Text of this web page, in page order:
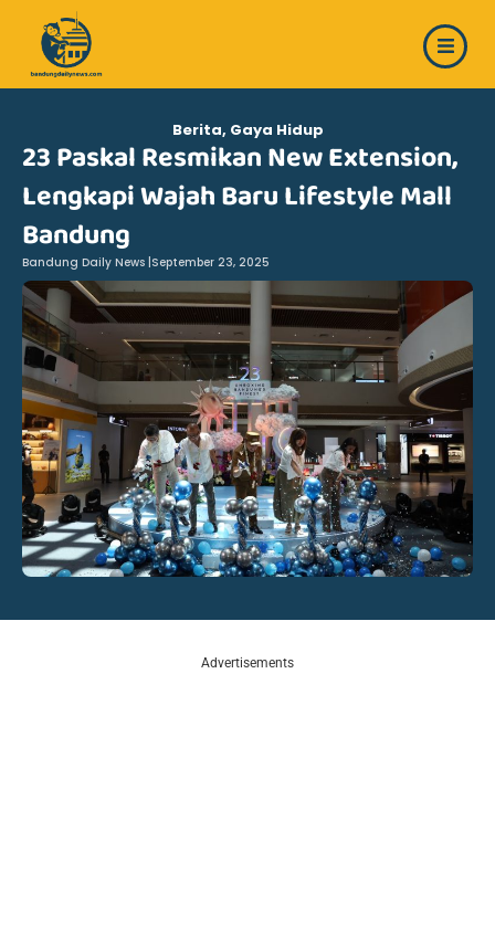
content
Berita, Gaya Hidup
23 Paskal Resmikan New Extension,
Lengkapi Wajah Baru Lifestyle Mall
Bandung
Bandung Daily News | September 23, 2025
Advertisements